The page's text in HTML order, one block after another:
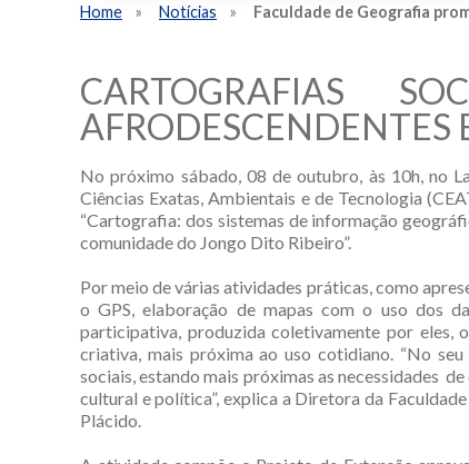
Home Notícias Faculdade de Geografia
CARTOGRAFIAS
AFRODESCENDENTES
No próximo sábado, 08 de outubro, às 10h, no
Ciências Exatas, Ambientais e de Tecnologia
“Cartografia: dos sistemas de informação
comunidade do Jongo Dito Ribeiro”.
Por meio de várias atividades práticas, como
o GPS, elaboração de mapas com o uso dos
participativa, produzida coletivamente por eles,
criativa, mais próxima ao uso cotidiano. “No
sociais, estando mais próximas as necessidades
cultural e política”, explica a Diretora da
Plácido.